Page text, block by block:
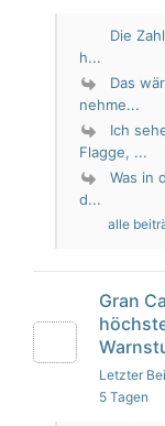
Die
h...
Das
nehme...
Ich
Flagge, ...
Was in
d...
alle
Gran
Letzter
5 Tagen